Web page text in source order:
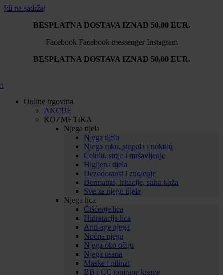
Idi na sadržaj
BESPLATNA DOSTAVA IZNAD 50,00 EUR.
Facebook Facebook-messenger Instagram
BESPLATNA DOSTAVA IZNAD 50,00 EUR.
Online trgovina
AKCIJE
KOZMETIKA
Njega tijela
Njega tijela
Njega ruku, stopala i noktiju
Celulit, strije i mršavljenje
Higijena tijela
Dezodoransi i znojenje
Dermatitis, iritacije, suha koža
Sve za njegu tijela
Njega lica
Čišćenje lica
Hidratacija lica
Anti-age njega
Noćna njega
Njega oko očiju
Njega usana
Maske i pilinzi
BB i CC tonirane kreme